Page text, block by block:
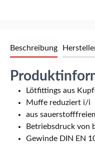
Beschreibung
Lötfittings aus
Muffe reduziert i/i
aus
Betriebsdruck von
Gewinde DIN EN